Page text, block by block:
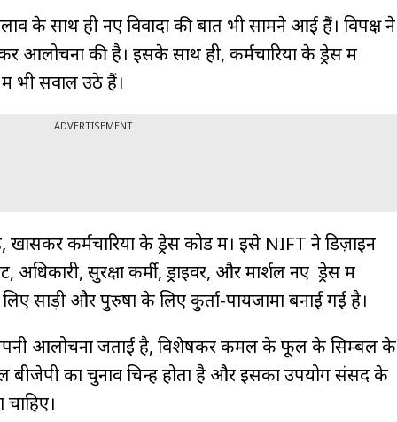
के साथ ही नए विवादों की बातें भी सामने आई हैं। विपक्ष ने
आलोचना की है। इसके साथ ही, कर्मचारियों के ड्रेस में
भी सवाल उठे हैं।
ADVERTISEMENT
कर्मचारियों के ड्रेस कोड में। इसे NIFT ने डिज़ाइन
सुरक्षा कर्मी, ड्राइवर, और मार्शल नए ड्रेस में
लिए साड़ी और पुरुषों के लिए कुर्ता-पायजामा बनाई गई है।
अपनी आलोचना जताई है, विशेषकर कमल के फूल के सिम्बल के
बीजेपी का चुनाव चिन्ह होता है और इसका उपयोग संसद के